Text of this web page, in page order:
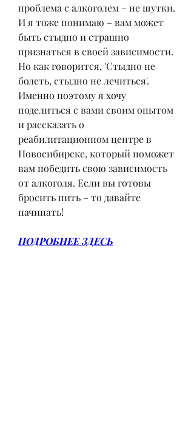
проблема с алкоголем – не шутки.
И я тоже понимаю – вам может
быть стыдно и страшно
признаться в своей зависимости.
Но как говорится, 'Стыдно не
болеть, стыдно не лечиться'.
Именно поэтому я хочу
поделиться с вами своим опытом
и рассказать о
реабилитационном центре в
Новосибирске, который поможет
вам победить свою зависимость
от алкоголя. Если вы готовы
бросить пить – то давайте
начинать!
ПОДРОБНЕЕ ЗДЕСЬ